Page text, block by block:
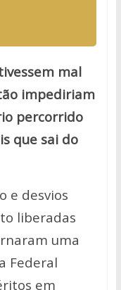
mal
impediriam
percorrido
que sai do
e desvios
liberadas
uma
Federal
em